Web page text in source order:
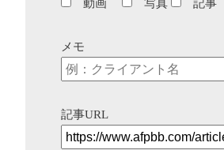
動画
写真 記事
メモ
記事URL